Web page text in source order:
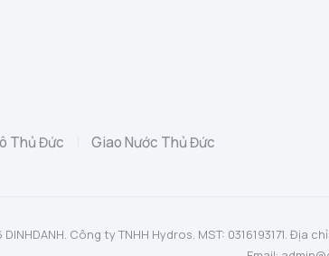
Thủ Đức Giao Nước Thủ Đức
Công ty TNHH Hydros. MST: 0316193171. Địa